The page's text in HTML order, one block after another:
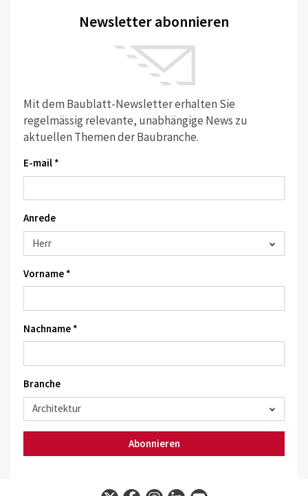
Newsletter abonnieren
Mit dem Baublatt-Newsletter erhalten Sie
regelmässig relevante, unabhängige News zu
aktuellen Themen der Baubranche.
E-mail *
Anrede
Vorname *
Nachname *
Branche
Abonnieren